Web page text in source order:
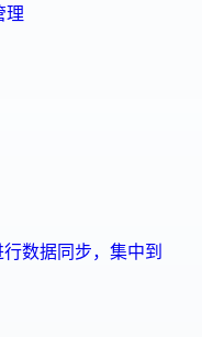
理
数据同步，集中到